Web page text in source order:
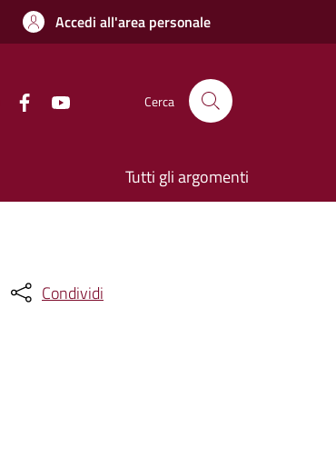
Accedi all'area personale
Cerca
Tutti gli argomenti
Condividi